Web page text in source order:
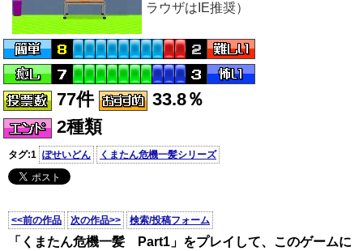
ラウザはIE推奨）
77件
33.8％
2種類
タグ:1 ぽせいどん くまたん危機一髪シリーズ
<<前の作品 次の作品>> 検索/投稿フォーム
「くまたん危機一髪 Part1」をプレイして、このゲームに